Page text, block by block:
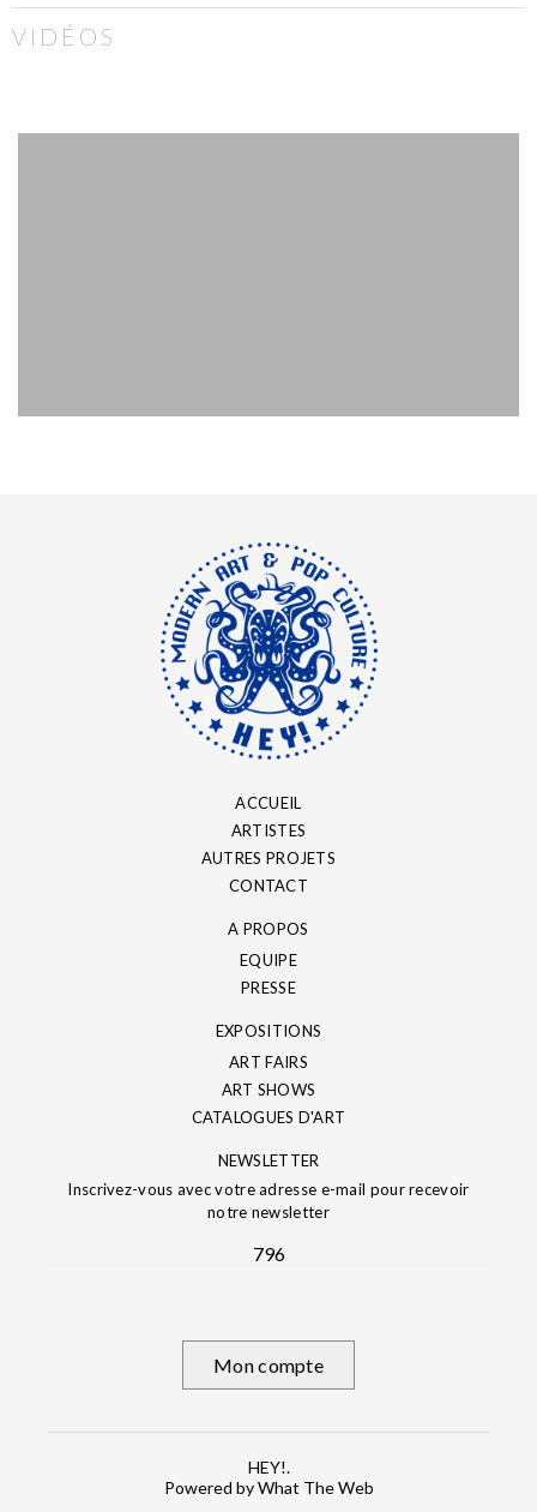
VIDÉOS
ACCUEIL
ARTISTES
AUTRES PROJETS
CONTACT
A PROPOS
EQUIPE
PRESSE
EXPOSITIONS
ART FAIRS
ART SHOWS
CATALOGUES D'ART
NEWSLETTER
Inscrivez-vous avec votre adresse e-mail pour recevoir
notre newsletter
796
Mon compte
HEY!.
Powered by What The Web